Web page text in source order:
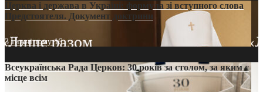
Церква і держава в Україні: формула зі вступного слова
Предстоятеля. Документ доктрини
3 тижні тому16
Всеукраїнська Рада Церков: 30 років за столом, за яким є
місце всім